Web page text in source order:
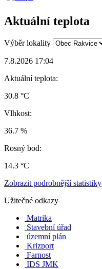
Aktuální teplota
Výběr lokality
7.8.2026 17:04
Aktuální teplota:
30.8 °C
Vlhkost:
36.7 %
Rosný bod:
14.3 °C
Zobrazit podrobnější statistiky
Užitečné odkazy
Matrika
Stavební úřad
územní plán
Krizport
Farnost
IDS JMK